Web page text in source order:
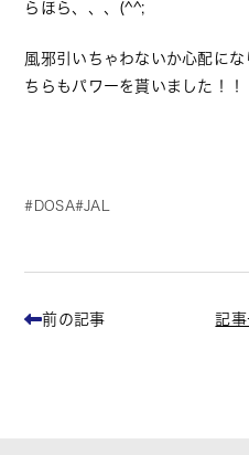
らほら、、、(^^;
風邪引いちゃわないか心配に
ちらもパワーを貰いました！！
DOSA JAL
前の記事 記